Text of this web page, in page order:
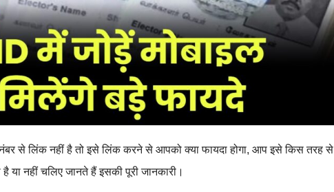
नंबर से लिंक नहीं है तो इसे लिंक करने से आपको क्या फायदा होगा, आप इसे किस तरह से
नहीं चलिए जानते हैं इसकी पूरी जानकारी।